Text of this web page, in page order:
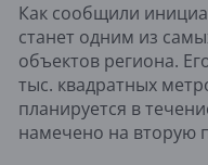
Как сообщили
станет одним из
объектов региона.
тыс. квадратных
планируется в
намечено на вторую